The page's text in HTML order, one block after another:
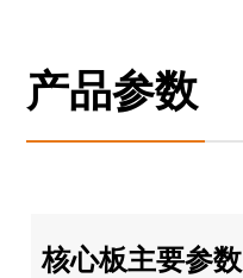
产品参数
核心板主要参数